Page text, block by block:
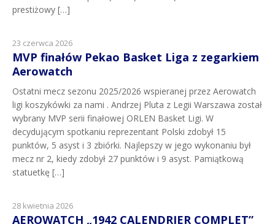
prestiżowy […]
23 czerwca 2026
MVP finałów Pekao Basket Liga z zegarkiem
Aerowatch
Ostatni mecz sezonu 2025/2026 wspieranej przez Aerowatch
ligi koszykówki za nami . Andrzej Pluta z Legii Warszawa został
wybrany MVP serii finałowej ORLEN Basket Ligi. W
decydującym spotkaniu reprezentant Polski zdobył 15
punktów, 5 asyst i 3 zbiórki. Najlepszy w jego wykonaniu był
mecz nr 2, kiedy zdobył 27 punktów i 9 asyst. Pamiątkową
statuetkę […]
28 kwietnia 2026
AEROWATCH „1942 CALENDRIER COMPLET”